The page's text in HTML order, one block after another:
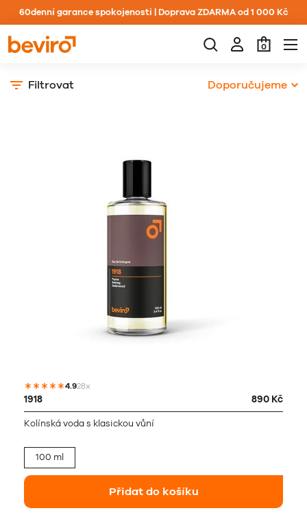
60denní garance spokojenosti | Doprava ZDARMA od 1 000 Kč
0
Filtrovat Doporučujeme
4.928x
1918 890 Kč
Kolínská voda s klasickou vůní
100 ml
Přidat do košíku